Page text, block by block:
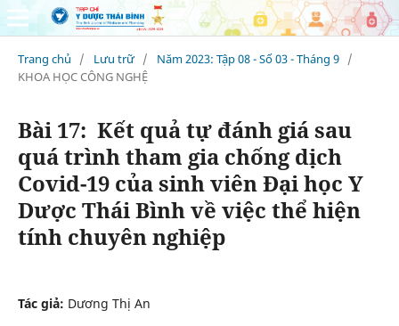
Trang chủ / Lưu trữ / Năm 2023: Tập 08 - Số 03 - Tháng 9 /
KHOA HỌC CÔNG NGHỆ
Bài 17: Kết quả tự đánh giá sau
quá trình tham gia chống dịch
Covid-19 của sinh viên Đại học Y
Dược Thái Bình về việc thể hiện
tính chuyên nghiệp
Tác giả: Dương Thị An